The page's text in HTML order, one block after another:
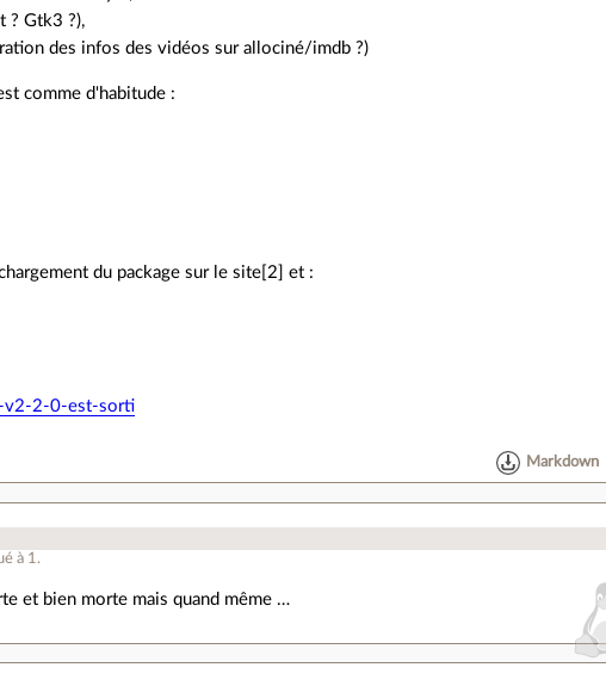
? Gtk3 ?),
des infos des vidéos sur allociné/imdb ?)
comme d'habitude :
du package sur le site[2] et :
v2-2-0-est-sorti
Markdown
à 1 .
et bien morte mais quand même …